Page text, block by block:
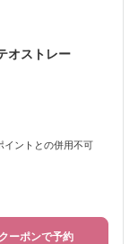
オストレー
イントとの併用不可
ーポンで予約